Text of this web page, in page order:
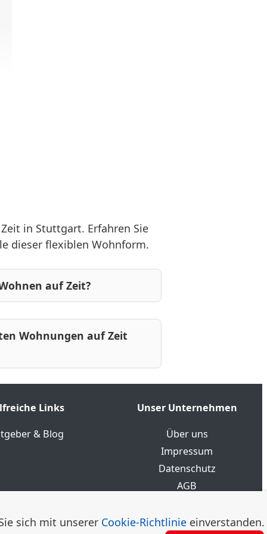
in Stuttgart. Erfahren Sie
dieser flexiblen Wohnform.
auf Zeit?
Wohnungen auf Zeit
Links
& Blog
Unser Unternehmen
Über uns
Impressum
Datenschutz
AGB
sich mit unserer Cookie-Richtlinieeinverstanden.